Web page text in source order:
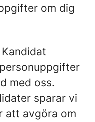
om dig
med oss.
sparar vi
att avgöra om